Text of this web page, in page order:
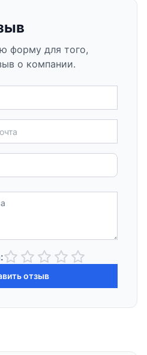
форму для того,
о компании.
отзыв